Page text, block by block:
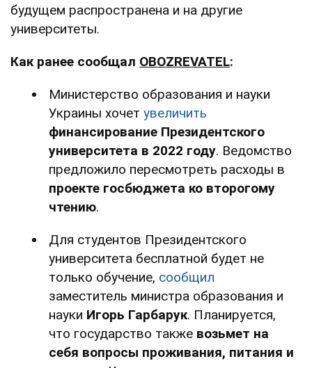
будущем распространена и на другие
университеты.
Как ранее сообщал OBOZREVATEL:
Министерство образования и науки
Украины хочет увеличить
финансирование Президентского
университета в 2022 году. Ведомство
предложило пересмотреть расходы в
проекте госбюджета ко второгому
чтению.
Для студентов Президентского
университета бесплатной будет не
только обучение, сообщил
заместитель министра образования и
науки Игорь Гарбарук. Планируется,
что государство также возьмет на
себя вопросы проживания, питания и